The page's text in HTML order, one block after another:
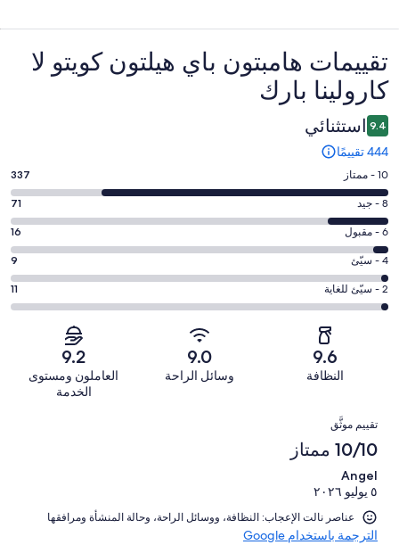
التقييمات تقييمات ⁦هامبتون باي هيلتون كويتو لا
كارولينا بارك⁩
9.4 استثنائي
444 تقييمًا
درجة
التصنيف
10
-
ممتاز.
337
من
أصل
10 - ممتاز 337
درجة
التصنيف
8
-
جيد.
71
8 - جيد 71
درجة
التصنيف
6
-
مقبول.
تقييمات
النزلاء
6 - مقبول 16
درجة
التصنيف
4
من
تقييمات
النزلاء
4 - سيّئ 9
درجة
التصنيف
من
أصل
444
من
تقييمات
النزلاء
2 - سيّئ للغاية 11
9.6
النظافة
9.0
وسائل الراحة
9.2
العاملون ومستوى
الخدمة
التقييمات
تقييم موثَّق
10/10 ممتاز
Angel
٥ يوليو ٢٠٢٦
عناصر نالت الإعجاب: ⁦النظافة⁩، و⁦وسائل الراحة⁩، و⁦حالة المنشأة ومرافقها⁩
الترجمة باستخدام Google